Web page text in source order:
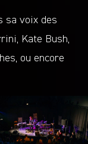
sa voix des
Kate Bush,
ou encore